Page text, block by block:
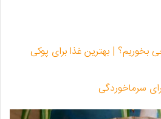
بخوریم؟ | بهترین غذا برای پوکی
سرماخوردگی